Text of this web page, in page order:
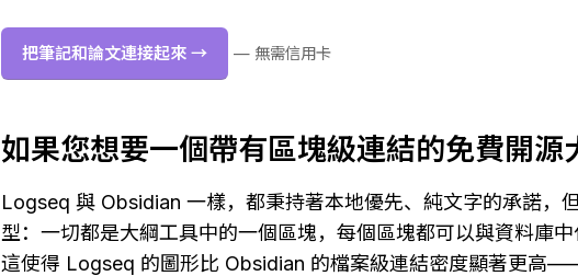
把筆記和論文連接起來 → — 無需信用卡
如果您想要一個帶有區塊級連結的免費開源
Logseq 與 Obsidian 一樣，都秉持著本地優先、純文字的承諾，
型：一切都是大綱工具中的一個區塊，每個區塊都可以與資料庫中
這使得 Logseq 的圖形比 Obsidian 的檔案級連結密度顯著更高